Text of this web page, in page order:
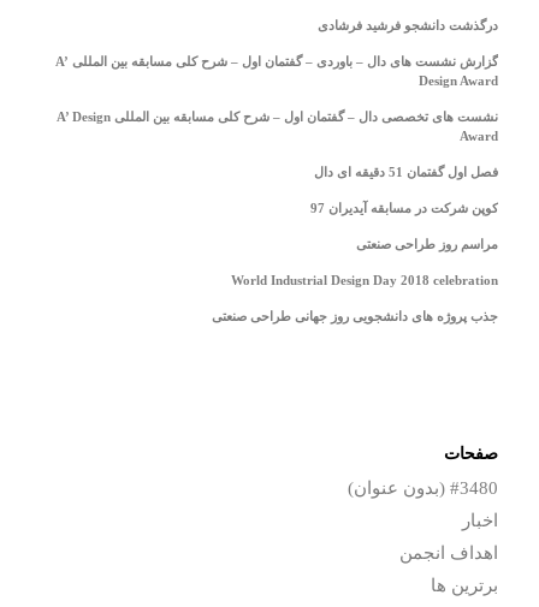
درگذشت دانشجو فرشید فرشادی
گزارش نشست های دال – باوردی – گفتمان اول – شرح کلی مسابقه بین المللی A’
Design Award
نشست های تخصصی دال – گفتمان اول – شرح کلی مسابقه بین المللی A’ Design
Award
فصل اول گفتمان 51 دقیقه ای دال
کوپن شرکت در مسابقه آیدیران 97
مراسم روز طراحی صنعتی
World Industrial Design Day 2018 celebration
جذب پروژه های دانشجویی روز جهانی طراحی صنعتی
صفحات
#3480 (بدون عنوان)
اخبار
اهداف انجمن
برترین ها